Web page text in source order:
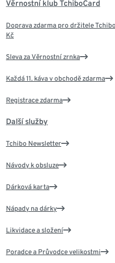
Věrnostní klub TchiboCard
Doprava zdarma pro držitele
Kč
Sleva za Věrnostní zrnka
Každá 11. káva v obchodě zdarma
Registrace zdarma
Další služby
Tchibo Newsletter
Návody k obsluze
Dárková karta
Nápady na dárky
Likvidace a složení
Poradce a Průvodce velikostmi